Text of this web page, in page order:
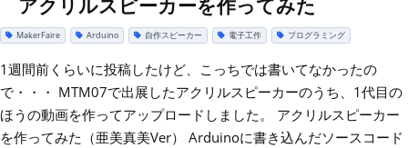
アクリルスピーカーを作ってみた
MakerFaire Arduino 自作スピーカー 電子工作 プログラミング
1週間前くらいに投稿したけど、こっちでは書いてなかったの
で・・・ MTM07で出展したアクリルスピーカーのうち、1代目の
ほうの動画を作ってアップロードしました。 アクリルスピーカー
を作ってみた（亜美真美Ver） Arduinoに書き込んだソースコード